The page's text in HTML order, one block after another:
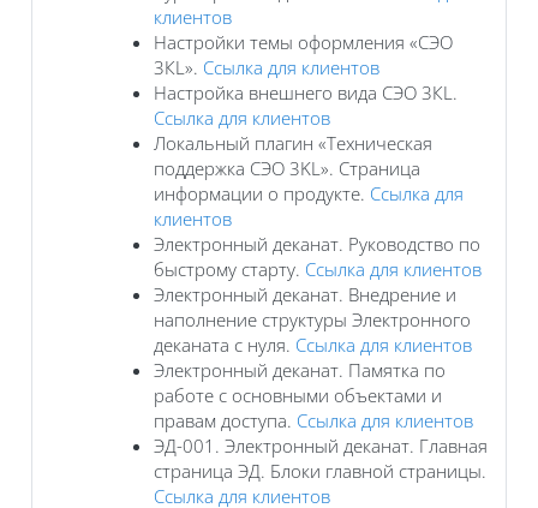
клиентов
Настройки темы оформления «СЭО
3КL». Ссылка для клиентов
Настройка внешнего вида СЭО 3КL.
Ссылка для клиентов
Локальный плагин «Техническая
поддержка СЭО 3KL». Страница
информации о продукте. Ссылка для
клиентов
Электронный деканат. Руководство по
быстрому старту. Ссылка для клиентов
Электронный деканат. Внедрение и
наполнение структуры Электронного
деканата с нуля. Ссылка для клиентов
Электронный деканат. Памятка по
работе с основными объектами и
правам доступа. Ссылка для клиентов
ЭД-001. Электронный деканат. Главная
страница ЭД. Блоки главной страницы.
Ссылка для клиентов